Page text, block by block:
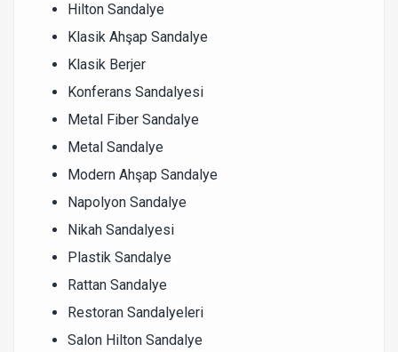
Hilton Sandalye
Klasik Ahşap Sandalye
Klasik Berjer
Konferans Sandalyesi
Metal Fiber Sandalye
Metal Sandalye
Modern Ahşap Sandalye
Napolyon Sandalye
Nikah Sandalyesi
Plastik Sandalye
Rattan Sandalye
Restoran Sandalyeleri
Salon Hilton Sandalye